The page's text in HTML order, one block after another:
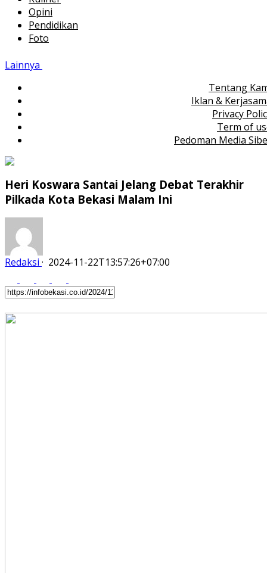
Opini
Pendidikan
Foto
Lainnya
Tentang
Iklan &
Privacy
Term of
Pedoman Media
Heri Koswara Santai Jelang Debat Terakhir
Pilkada Kota Bekasi Malam Ini
Redaksi · 2024-11-22T13:57:26+07:00